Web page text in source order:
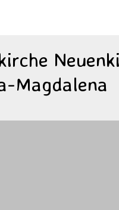
Magdalena